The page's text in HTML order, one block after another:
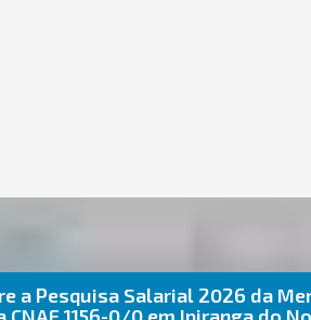
a Pesquisa Salarial 2026 da
CNAE 1156-0/0 em Ipiranga do